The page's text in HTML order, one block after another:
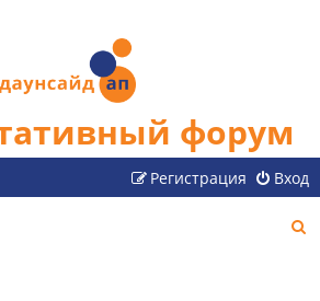
форум
Вход
Регистрация